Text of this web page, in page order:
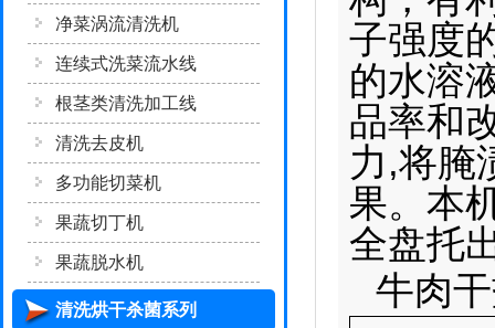
净菜涡流清洗机
连续式洗菜流水线
根茎类清洗加工线
清洗去皮机
多功能切菜机
果蔬切丁机
果蔬脱水机
清洗烘干杀菌系列
子强度
的水溶
品率和
力,将腌
果。本
全盘托
牛肉